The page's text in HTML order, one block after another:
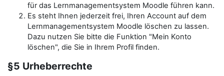
für das Lernmanagementsystem Moodle führen kann.
Es steht Ihnen jederzeit frei, Ihren Account auf dem
Lernmanagementsystem Moodle löschen zu lassen.
Dazu nutzen Sie bitte die Funktion "Mein Konto
löschen", die Sie in Ihrem Profil finden.
§5 Urheberrechte